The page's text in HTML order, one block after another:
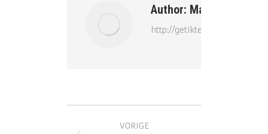
Author: Marieke
http://getikteavonturen.nl
BerichtVORIGE